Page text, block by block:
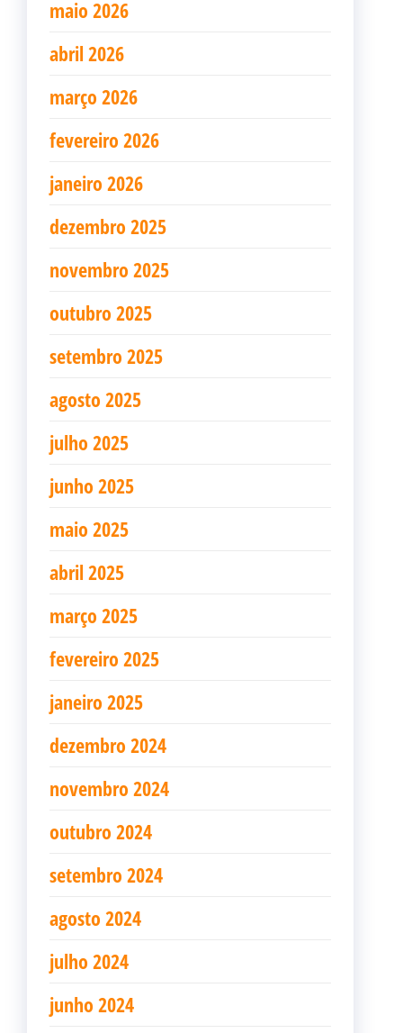
maio 2026
abril 2026
março 2026
fevereiro 2026
janeiro 2026
dezembro 2025
novembro 2025
outubro 2025
setembro 2025
agosto 2025
julho 2025
junho 2025
maio 2025
abril 2025
março 2025
fevereiro 2025
janeiro 2025
dezembro 2024
novembro 2024
outubro 2024
setembro 2024
agosto 2024
julho 2024
junho 2024